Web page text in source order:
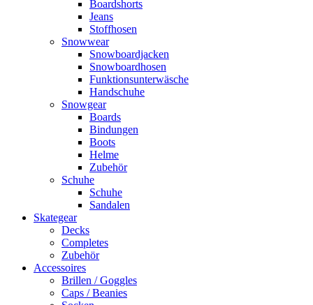
Boardshorts
Jeans
Stoffhosen
Snowwear
Snowboardjacken
Snowboardhosen
Funktionsunterwäsche
Handschuhe
Snowgear
Boards
Bindungen
Boots
Helme
Zubehör
Schuhe
Schuhe
Sandalen
Skategear
Decks
Completes
Zubehör
Accessoires
Brillen / Goggles
Caps / Beanies